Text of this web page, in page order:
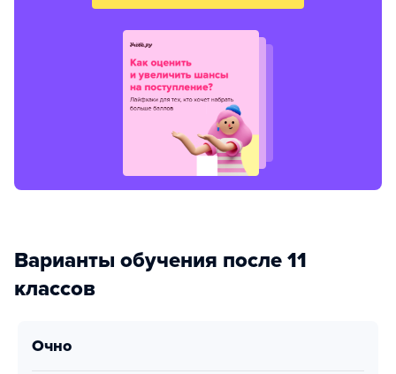
Варианты обучения после 11
классов
очно